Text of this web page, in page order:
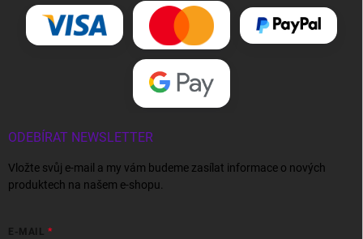
ODEBÍRAT NEWSLETTER
Vložte svůj e-mail a my vám budeme zasílat informace o nových
produktech na našem e-shopu.
E-MAIL